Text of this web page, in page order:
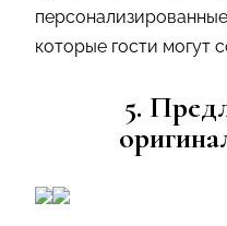
которые гости могут
5.